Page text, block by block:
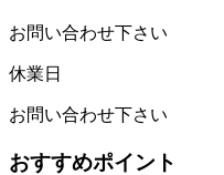
お問い合わせ下さい
休業日
お問い合わせ下さい
おすすめポイント